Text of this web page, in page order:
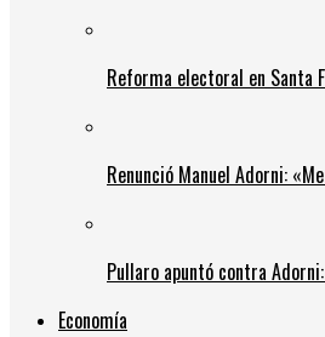
Reforma electoral en Santa
Renunció Manuel Adorni:
Pullaro apuntó contra
Economía